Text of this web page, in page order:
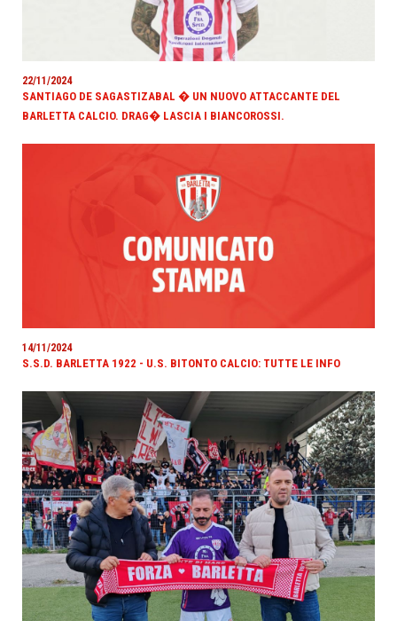
22/11/2024
SANTIAGO DE SAGASTIZABAL � UN NUOVO ATTACCANTE DEL
BARLETTA CALCIO. DRAG� LASCIA I BIANCOROSSI.
14/11/2024
S.S.D. BARLETTA 1922 - U.S. BITONTO CALCIO: TUTTE LE INFO